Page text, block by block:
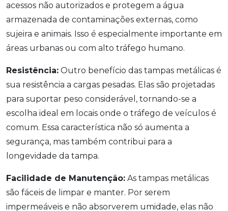
acessos não autorizados e protegem a água
armazenada de contaminações externas, como
sujeira e animais. Isso é especialmente importante em
áreas urbanas ou com alto tráfego humano.
Resistência: Outro benefício das tampas metálicas é
sua resistência a cargas pesadas. Elas são projetadas
para suportar peso considerável, tornando-se a
escolha ideal em locais onde o tráfego de veículos é
comum. Essa característica não só aumenta a
segurança, mas também contribui para a
longevidade da tampa.
Facilidade de Manutenção: As tampas metálicas
são fáceis de limpar e manter. Por serem
impermeáveis e não absorverem umidade, elas não